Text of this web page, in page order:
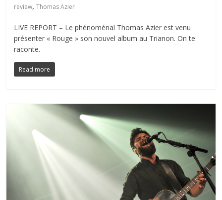
review,Thomas Azier
LIVE REPORT – Le phénoménal Thomas Azier est venu
présenter « Rouge » son nouvel album au Trianon. On te
raconte.
Read more